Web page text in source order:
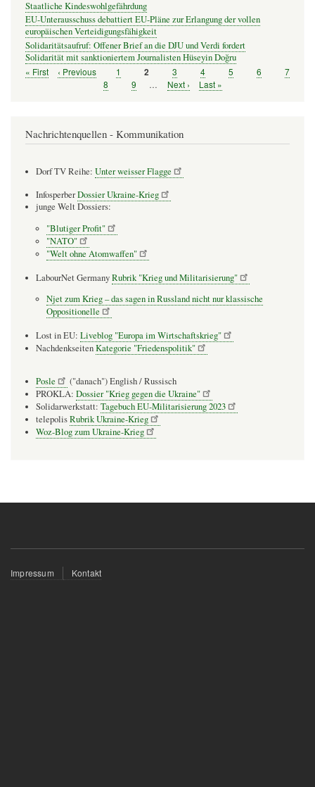
Staatliche Kindeswohlgefährdung
EU-Unterausschuss debattiert EU-Pläne zur Erlangung der vollen
europäischen Verteidigungsfähigkeit
Solidaritätsaufruf: Offener Brief an die DJU und Verdi fordert
Solidarität mit sanktioniertem Journalisten Hüseyin Doğru
Seitennummerierung
Erste
« First
Vorherige
‹ Previous Seite
1 Seite
2 Seite
3 Seite
4 Seite
5 Seite
6 Seite
7
Seite
8 Seite
9 …
Nächste
Next ›
Letzte
Last »
Nachrichtenquellen - Kommunikation
Dorf TV Reihe: Unter weisser Flagge
InfosperberDossier Ukraine-Krieg
junge Welt Dossiers:
"Blutiger Profit"
"NATO"
"Welt ohne Atomwaffen"
LabourNet GermanyRubrik "Krieg und Militarisierung"
Njet zum Krieg – das sagen in Russland nicht nur klassische
Oppositionelle
Lost in EU: Liveblog "Europa im Wirtschaftskrieg"
NachdenkseitenKategorie "Friedenspolitik"
Posle
("danach") English / Russisch
PROKLA: Dossier "Krieg gegen die Ukraine"
Solidarwerkstatt: Tagebuch EU-Militarisierung 2023
telepolisRubrik Ukraine-Krieg
Woz-Blog zum Ukraine-Krieg
Fußzeilenmenü
Impressum Kontakt